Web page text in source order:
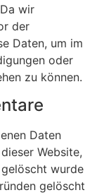
wir
der
Daten, um im
oder
zu können.
Daten
Website,
wurde
gelöscht